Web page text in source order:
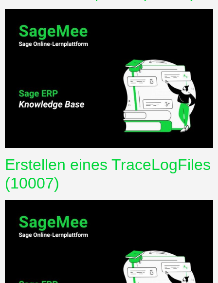
Erstellen eines TraceLogFiles
(10007)